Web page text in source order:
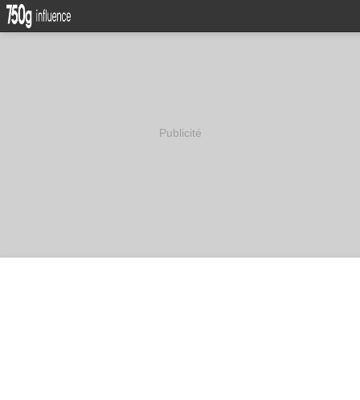
Publicité